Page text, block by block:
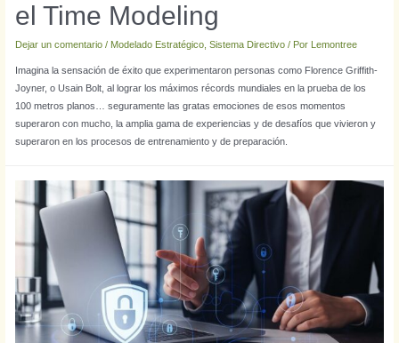
el Time Modeling
Dejar un comentario / Modelado Estratégico, Sistema Directivo/ Por Lemontree
Imagina la sensación de éxito que experimentaron personas como Florence Griffith-
Joyner, o Usain Bolt, al lograr los máximos récords mundiales en la prueba de los
100 metros planos… seguramente las gratas emociones de esos momentos
superaron con mucho, la amplia gama de experiencias y de desafíos que vivieron y
superaron en los procesos de entrenamiento y de preparación.